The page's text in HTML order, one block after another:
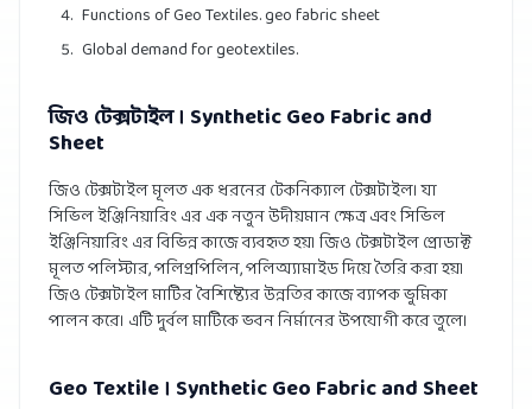
Functions of Geo Textiles. geo fabric sheet
Global demand for geotextiles.
জিও টেক্সটাইল । Synthetic Geo Fabric and
Sheet
জিও টেক্সটাইল মূলত এক ধরনের টেকনিক্যাল টেক্সটাইল। যা
সিভিল ইঞ্জিনিয়ারিং এর এক নতুন উদীয়মান ক্ষেত্র এবং সিভিল
ইঞ্জিনিয়ারিং এর বিভিন্ন কাজে ব্যবহৃত হয়। জিও টেক্সটাইল প্রোডাক্ট
মূলত পলিস্টার, পলিপ্রপিলিন, পলিঅ্যামাইড দিয়ে তৈরি করা হয়।
জিও টেক্সটাইল মাটির বৈশিষ্ট্যের উন্নতির কাজে ব্যাপক ভুমিকা
পালন করে। এটি দুর্বল মাটিকে ভবন নির্মানের উপযোগী করে তুলে।
Geo Textile । Synthetic Geo Fabric and Sheet